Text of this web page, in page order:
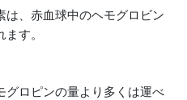
は、赤血球中のヘモグロビン
す。
グロピンの量より多くは運べ